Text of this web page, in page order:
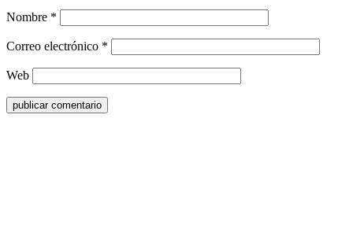
Nombre *
Correo electrónico *
Web